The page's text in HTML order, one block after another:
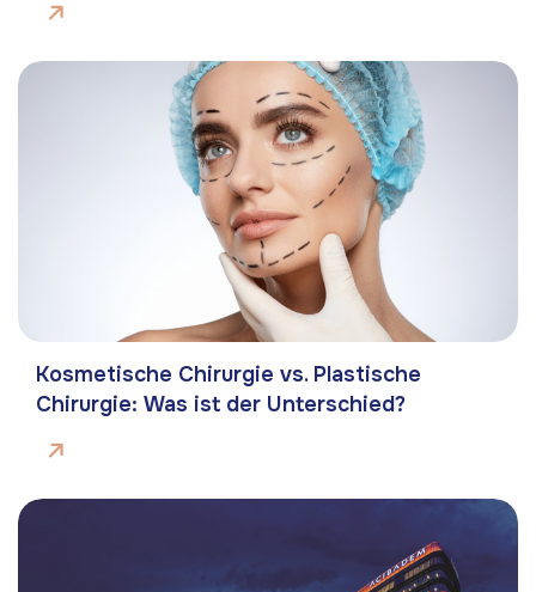
Kosmetische Chirurgie vs. Plastische
Chirurgie: Was ist der Unterschied?